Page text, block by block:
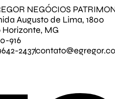
NEGÓCIOS
Augusto de Lima, 1800
Horizonte, MG
916
2437